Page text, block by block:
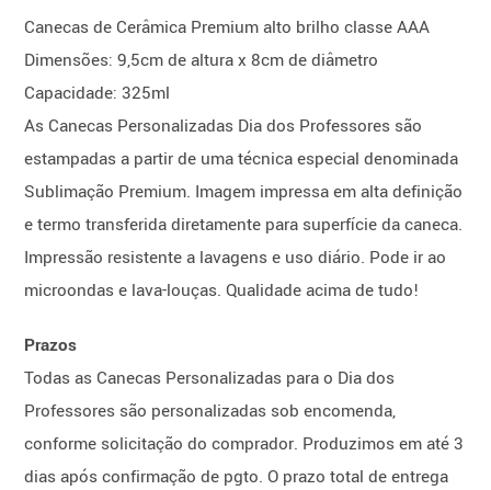
Canecas de Cerâmica Premium alto brilho classe AAA
Dimensões: 9,5cm de altura x 8cm de diâmetro
Capacidade: 325ml
As Canecas Personalizadas Dia dos Professores são
estampadas a partir de uma técnica especial denominada
Sublimação Premium. Imagem impressa em alta definição
e termo transferida diretamente para superfície da caneca.
Impressão resistente a lavagens e uso diário. Pode ir ao
microondas e lava-louças. Qualidade acima de tudo!
Prazos
Todas as Canecas Personalizadas para o Dia dos
Professores são personalizadas sob encomenda,
conforme solicitação do comprador. Produzimos em até 3
dias após confirmação de pgto. O prazo total de entrega